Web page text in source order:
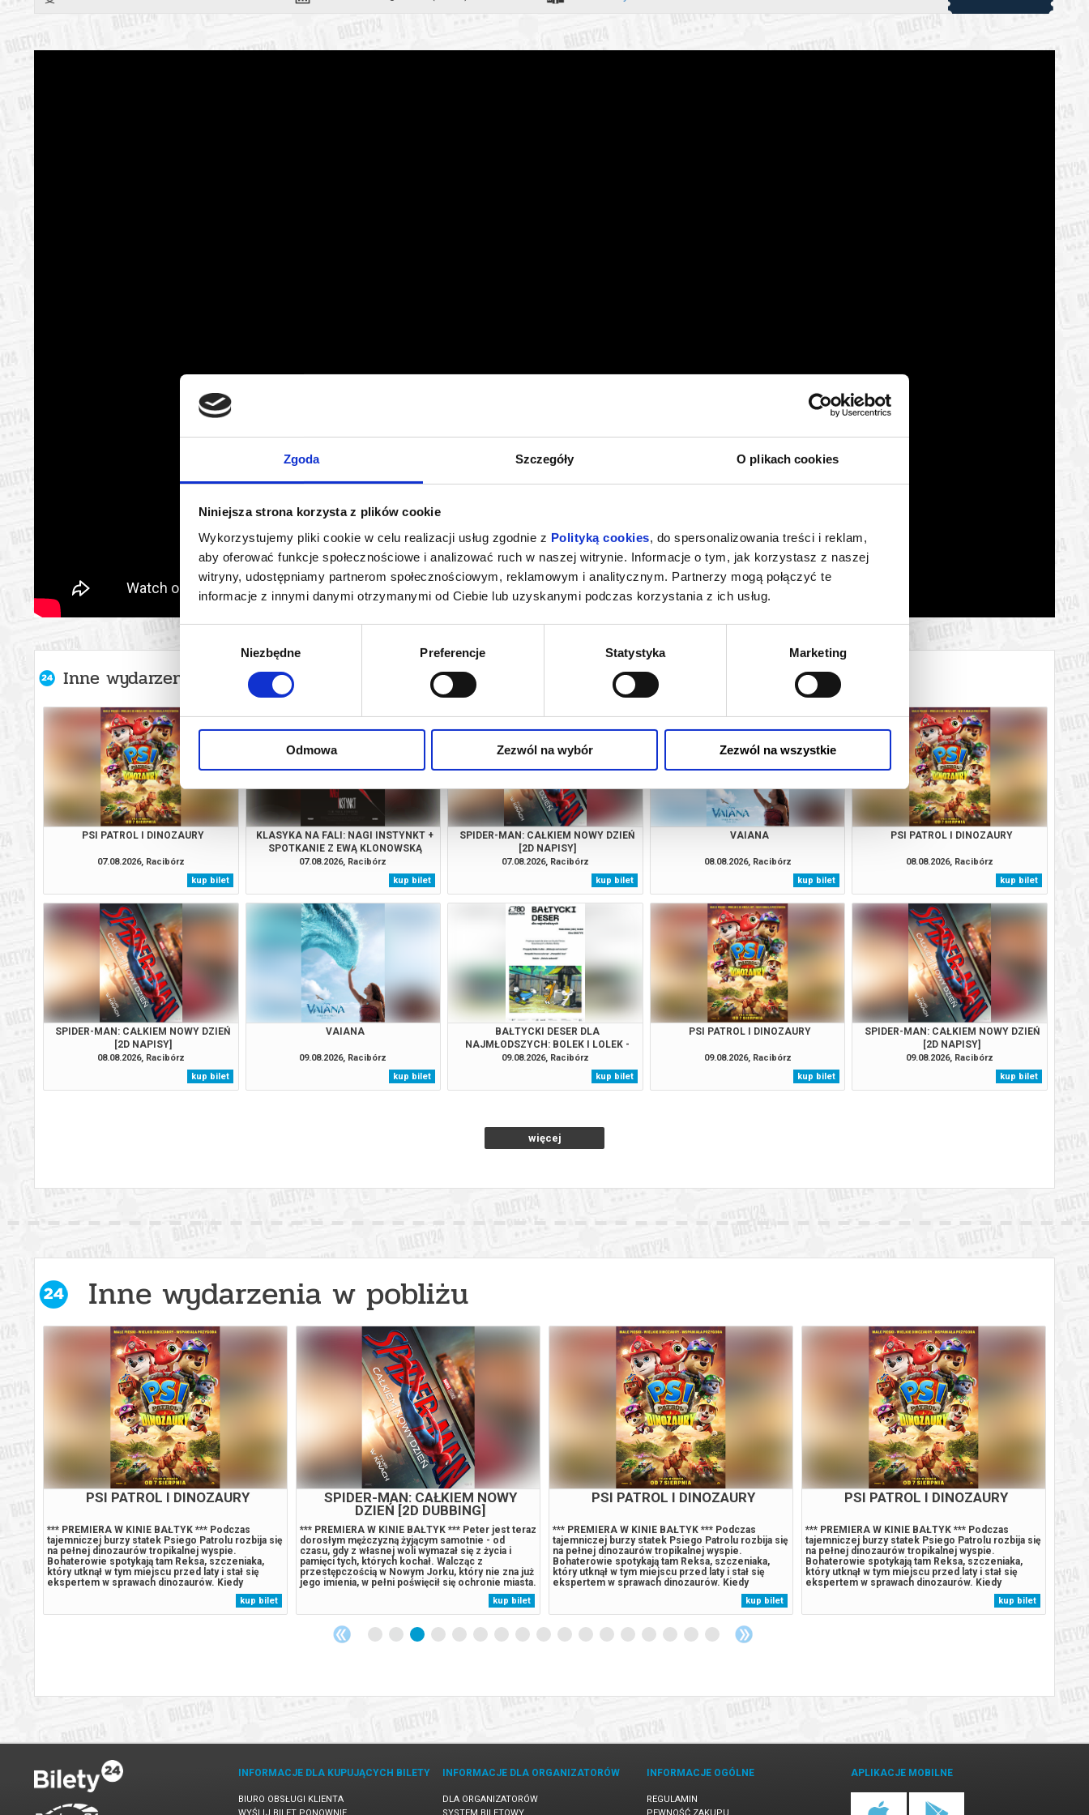
Zgoda Szczegóły O plikach cookies
Niniejsza strona korzysta z plików cookie
Wykorzystujemy pliki cookie w celu realizacji usług zgodnie z Polityką cookies, do spersonalizowania treści i reklam,
aby oferować funkcje społecznościowe i analizować ruch w naszej witrynie. Informacje o tym, jak korzystasz z naszej
witryny, udostępniamy partnerom społecznościowym, reklamowym i analitycznym. Partnerzy mogą połączyć te
informacje z innymi danymi otrzymanymi od Ciebie lub uzyskanymi podczas korzystania z ich usług.
zgody
Niezbędne Preferencje Statystyka Marketing
Odmowa Zezwól na wybór Zezwól na wszystkie
Bezpieczne zakupy w Bilety24. W przypadku odwołania wydarzenia, gwarantujemy automatyczny zwrot środków potwierdzony komunikatem
Inne wydarzenia organizatora
PSI PATROL I DINOZAURY
07.08.2026, Racibórz
kup bilet
KLASYKA NA FALI: NAGI INSTYNKT +
SPOTKANIE Z EWĄ KLONOWSKĄ
07.08.2026, Racibórz
kup bilet
SPIDER-MAN: CAŁKIEM NOWY DZIEŃ
[2D NAPISY]
07.08.2026, Racibórz
kup bilet
VAIANA
08.08.2026, Racibórz
kup bilet
PSI PATROL I DINOZAURY
08.08.2026, Racibórz
kup bilet
SPIDER-MAN: CAŁKIEM NOWY DZIEŃ
[2D NAPISY]
08.08.2026, Racibórz
kup bilet
VAIANA
09.08.2026, Racibórz
kup bilet
BAŁTYCKI DESER DLA
NAJMŁODSZYCH: BOLEK I LOLEK -
"WAKACJE NAD MORZEM" |
"PAMPALINI I BOA" | "REKSIO
09.08.2026, Racibórz
kup bilet
PSI PATROL I DINOZAURY
09.08.2026, Racibórz
kup bilet
SPIDER-MAN: CAŁKIEM NOWY DZIEŃ
[2D NAPISY]
09.08.2026, Racibórz
kup bilet
więcej
Inne wydarzenia w pobliżu
się
PSI PATROL I DINOZAURY
*** PREMIERA W KINIE BAŁTYK *** Podczas
tajemniczej burzy statek Psiego Patrolu rozbija się
na pełnej dinozaurów tropikalnej wyspie.
Bohaterowie spotykają tam Reksa, szczeniaka,
który utknął w tym miejscu przed laty i stał się
ekspertem w sprawach dinozaurów. Kiedy
Humdinger, główny rywal Psiego Patrolu, zaczyna
lekkomyślnie eksploatować zasoby naturalne
wyspy, doprowadza do wybuchu ogromnego,
kup bilet
SPIDER-MAN: CAŁKIEM NOWY
DZIEŃ [2D DUBBING]
*** PREMIERA W KINIE BAŁTYK *** Peter jest teraz
dorosłym mężczyzną żyjącym samotnie - od
czasu, gdy z własnej woli wymazał się z życia i
pamięci tych, których kochał. Walcząc z
przestępczością w Nowym Jorku, który nie zna już
jego imienia, w pełni poświęcił się ochronie miasta.
Gdy rosnące wymagania zaczynają go przytłaczać,
presja wywołuje zaskakującą fizyczną przemianę,
która zagraża jego istnieniu,...
kup bilet
PSI PATROL I DINOZAURY
*** PREMIERA W KINIE BAŁTYK *** Podczas
tajemniczej burzy statek Psiego Patrolu rozbija się
na pełnej dinozaurów tropikalnej wyspie.
Bohaterowie spotykają tam Reksa, szczeniaka,
który utknął w tym miejscu przed laty i stał się
ekspertem w sprawach dinozaurów. Kiedy
Humdinger, główny rywal Psiego Patrolu, zaczyna
lekkomyślnie eksploatować zasoby naturalne
wyspy, doprowadza do wybuchu ogromnego,
kup bilet
PSI PATROL I DINOZAURY
*** PREMIERA W KINIE BAŁTYK *** Podczas
tajemniczej burzy statek Psiego Patrolu rozbija się
na pełnej dinozaurów tropikalnej wyspie.
Bohaterowie spotykają tam Reksa, szczeniaka,
który utknął w tym miejscu przed laty i stał się
ekspertem w sprawach dinozaurów. Kiedy
Humdinger, główny rywal Psiego Patrolu, zaczyna
lekkomyślnie eksploatować zasoby naturalne
wyspy, doprowadza do wybuchu ogromnego,
kup bilet
INFORMACJE DLA KUPUJĄCYCH BILETY
BIURO OBSŁUGI KLIENTA
INFORMACJE DLA ORGANIZATORÓW
DLA ORGANIZATORÓW
INFORMACJE OGÓLNE
REGULAMIN
APLIKACJE MOBILNE